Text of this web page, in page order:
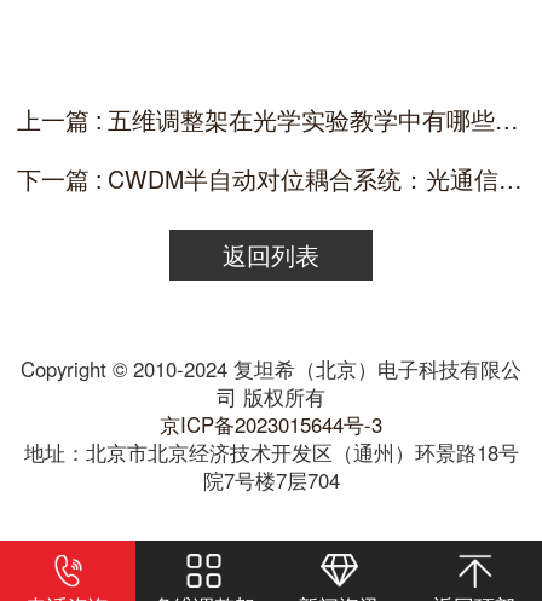
上一篇 : 五维调整架在光学实验教学中有哪些优势？
下一篇 : CWDM半自动对位耦合系统：光通信器件封装的高效解决方案
返回列表
Copyright © 2010-2024 复坦希（北京）电子科技有限公
司 版权所有
京ICP备2023015644号-3
地址：北京市北京经济技术开发区（通州）环景路18号
院7号楼7层704